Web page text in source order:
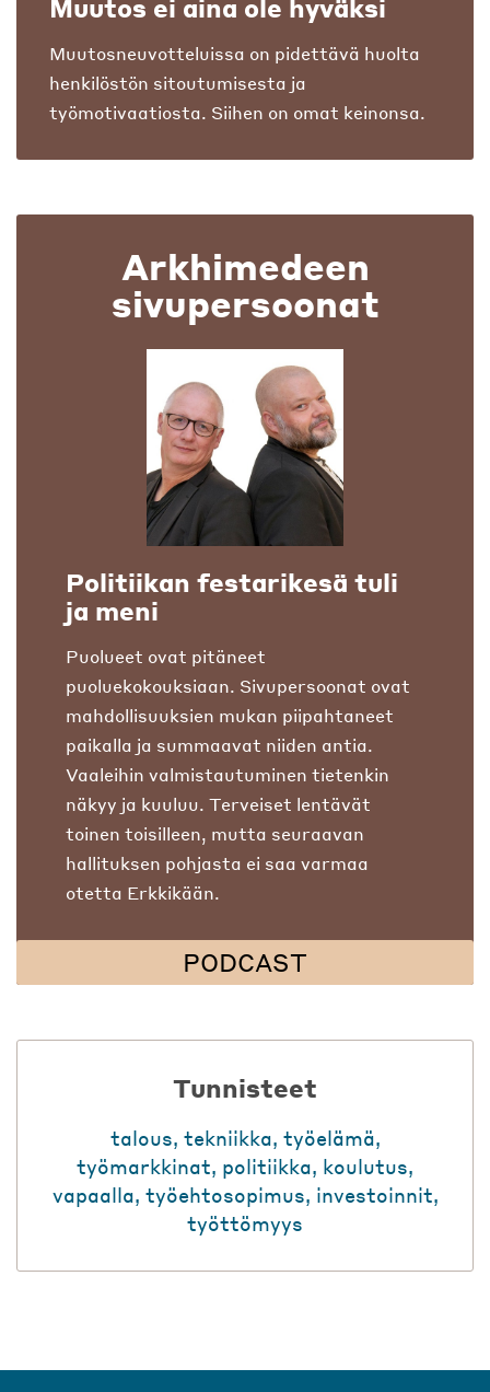
Muutos ei aina ole hyväksi
Muutosneuvotteluissa on pidettävä huolta
henkilöstön sitoutumisesta ja
työmotivaatiosta. Siihen on omat keinonsa.
Arkhimedeen
sivupersoonat
Politiikan festarikesä tuli
ja meni
Puolueet ovat pitäneet
puoluekokouksiaan. Sivupersoonat ovat
mahdollisuuksien mukan piipahtaneet
paikalla ja summaavat niiden antia.
Vaaleihin valmistautuminen tietenkin
näkyy ja kuuluu. Terveiset lentävät
toinen toisilleen, mutta seuraavan
hallituksen pohjasta ei saa varmaa
otetta Erkkikään.
PODCAST
Tunnisteet
talous, tekniikka, työelämä,
työmarkkinat, politiikka, koulutus,
vapaalla, työehtosopimus, investoinnit,
työttömyys